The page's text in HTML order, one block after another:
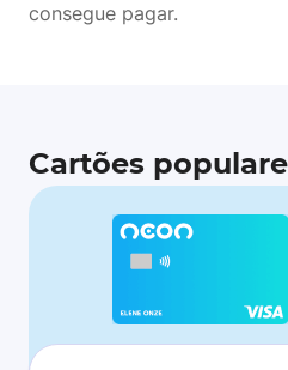
consegue pagar.
Cartões